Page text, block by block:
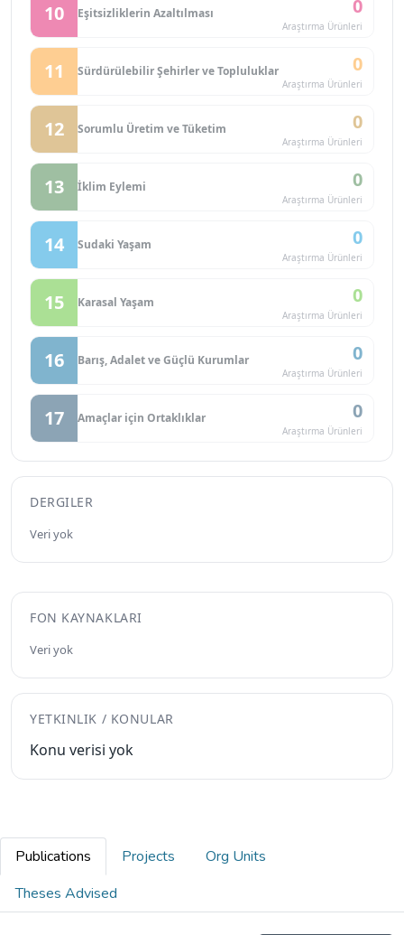
10 Eşitsizliklerin Azaltılması 0
Araştırma Ürünleri
11 Sürdürülebilir Şehirler ve Topluluklar 0
Araştırma Ürünleri
12 Sorumlu Üretim ve Tüketim 0
Araştırma Ürünleri
13 İklim Eylemi 0
Araştırma Ürünleri
14 Sudaki Yaşam 0
Araştırma Ürünleri
15 Karasal Yaşam 0
Araştırma Ürünleri
16 Barış, Adalet ve Güçlü Kurumlar 0
Araştırma Ürünleri
17 Amaçlar için Ortaklıklar 0
Araştırma Ürünleri
DERGILER
Veri yok
FON KAYNAKLARI
Veri yok
YETKINLIK / KONULAR
Konu verisi yok
Publications Projects
Org Units
Theses Advised